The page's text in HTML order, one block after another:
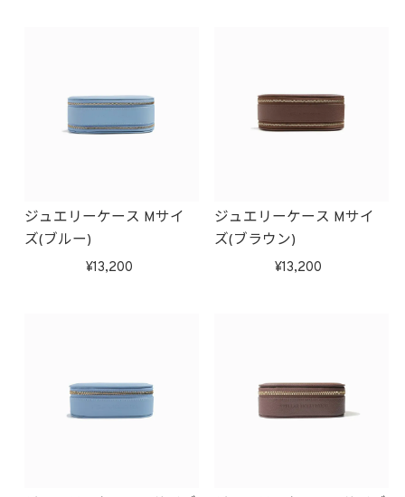
ジュエリーケース Mサイ
ズ(ブルー)
13,200
ジュエリーケース Mサイ
ズ(ブラウン)
13,200